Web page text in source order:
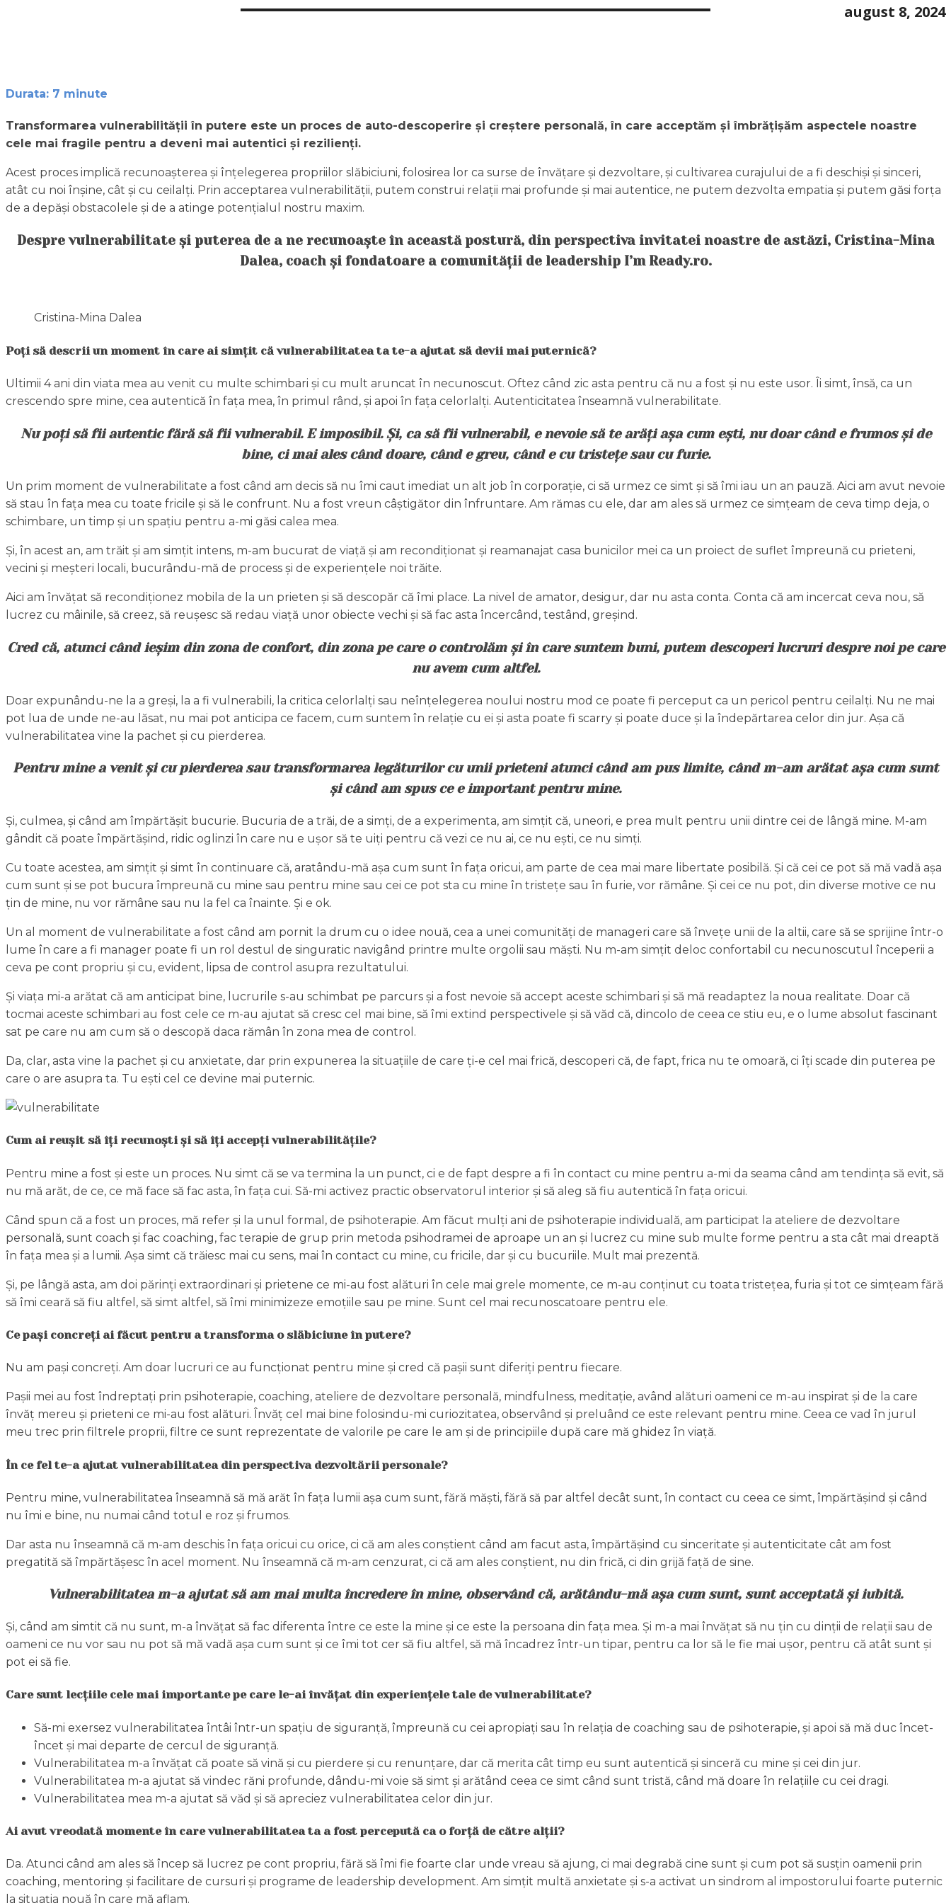
august 8, 2024
Durata: 7 minute
Transformarea vulnerabilității în putere este un proces de auto-descoperire și creștere personală, în care acceptăm și îmbrățișăm aspectele noastre
cele mai fragile pentru a deveni mai autentici și rezilienți.
Acest proces implică recunoașterea și înțelegerea propriilor slăbiciuni, folosirea lor ca surse de învățare și dezvoltare, și cultivarea curajului de a fi deschiși și sinceri,
atât cu noi înșine, cât și cu ceilalți. Prin acceptarea vulnerabilității, putem construi relații mai profunde și mai autentice, ne putem dezvolta empatia și putem găsi forța
de a depăși obstacolele și de a atinge potențialul nostru maxim.
Despre vulnerabilitate și puterea de a ne recunoaște în această postură, din perspectiva invitatei noastre de astăzi, Cristina-Mina
Dalea, coach și fondatoare a comunității de leadership I’m Ready.ro.
Cristina-Mina Dalea
Poți să descrii un moment în care ai simțit că vulnerabilitatea ta te-a ajutat să devii mai puternică?
Ultimii 4 ani din viata mea au venit cu multe schimbari și cu mult aruncat în necunoscut. Oftez când zic asta pentru că nu a fost și nu este usor. Îi simt, însă, ca un
crescendo spre mine, cea autentică în fața mea, în primul rând, și apoi în fața celorlalți. Autenticitatea înseamnă vulnerabilitate.
Nu poți să fii autentic fără să fii vulnerabil. E imposibil. Și, ca să fii vulnerabil, e nevoie să te arăți așa cum ești, nu doar când e frumos și de
bine, ci mai ales când doare, când e greu, când e cu tristețe sau cu furie.
Un prim moment de vulnerabilitate a fost când am decis să nu îmi caut imediat un alt job în corporație, ci să urmez ce simt și să îmi iau un an pauză. Aici am avut nevoie
să stau în fața mea cu toate fricile și să le confrunt. Nu a fost vreun câștigător din înfruntare. Am rămas cu ele, dar am ales să urmez ce simțeam de ceva timp deja, o
schimbare, un timp și un spațiu pentru a-mi găsi calea mea.
Și, în acest an, am trăit și am simțit intens, m-am bucurat de viață și am recondiționat și reamanajat casa bunicilor mei ca un proiect de suflet împreună cu prieteni,
vecini și meșteri locali, bucurându-mă de process și de experiențele noi trăite.
Aici am învățat să recondiționez mobila de la un prieten și să descopăr că îmi place. La nivel de amator, desigur, dar nu asta conta. Conta că am incercat ceva nou, să
lucrez cu mâinile, să creez, să reușesc să redau viață unor obiecte vechi și să fac asta încercând, testând, greșind.
Cred că, atunci când ieșim din zona de confort, din zona pe care o controlăm și în care suntem buni, putem descoperi lucruri despre noi pe care
nu avem cum altfel.
Doar expunându-ne la a greși, la a fi vulnerabili, la critica celorlalți sau neînțelegerea noului nostru mod ce poate fi perceput ca un pericol pentru ceilalți. Nu ne mai
pot lua de unde ne-au lăsat, nu mai pot anticipa ce facem, cum suntem în relație cu ei și asta poate fi scarry și poate duce și la îndepărtarea celor din jur. Așa că
vulnerabilitatea vine la pachet și cu pierderea.
Pentru mine a venit și cu pierderea sau transformarea legăturilor cu unii prieteni atunci când am pus limite, când m-am arătat așa cum sunt
și când am spus ce e important pentru mine.
Și, culmea, și când am împărtășit bucurie. Bucuria de a trăi, de a simți, de a experimenta, am simțit că, uneori, e prea mult pentru unii dintre cei de lângă mine. M-am
gândit că poate împărtășind, ridic oglinzi în care nu e ușor să te uiți pentru că vezi ce nu ai, ce nu ești, ce nu simți.
Cu toate acestea, am simțit și simt în continuare că, aratându-mă așa cum sunt în fața oricui, am parte de cea mai mare libertate posibilă. Și că cei ce pot să mă vadă așa
cum sunt și se pot bucura împreună cu mine sau pentru mine sau cei ce pot sta cu mine în tristețe sau în furie, vor rămâne. Și cei ce nu pot, din diverse motive ce nu
țin de mine, nu vor rămâne sau nu la fel ca înainte. Și e ok.
Un al moment de vulnerabilitate a fost când am pornit la drum cu o idee nouă, cea a unei comunități de manageri care să învețe unii de la altii, care să se sprijine într-o
lume în care a fi manager poate fi un rol destul de singuratic navigând printre multe orgolii sau măști. Nu m-am simțit deloc confortabil cu necunoscutul începerii a
ceva pe cont propriu și cu, evident, lipsa de control asupra rezultatului.
Și viața mi-a arătat că am anticipat bine, lucrurile s-au schimbat pe parcurs și a fost nevoie să accept aceste schimbari și să mă readaptez la noua realitate. Doar că
tocmai aceste schimbari au fost cele ce m-au ajutat să cresc cel mai bine, să îmi extind perspectivele și să văd că, dincolo de ceea ce stiu eu, e o lume absolut fascinant
sat pe care nu am cum să o descopă daca rămân în zona mea de control.
Da, clar, asta vine la pachet și cu anxietate, dar prin expunerea la situațiile de care ți-e cel mai frică, descoperi că, de fapt, frica nu te omoară, ci îți scade din puterea pe
care o are asupra ta. Tu ești cel ce devine mai puternic.
Cum ai reușit să îți recunoști și să îți accepți vulnerabilitățile?
Pentru mine a fost și este un proces. Nu simt că se va termina la un punct, ci e de fapt despre a fi în contact cu mine pentru a-mi da seama când am tendința să evit, să
nu mă arăt, de ce, ce mă face să fac asta, în fața cui. Să-mi activez practic observatorul interior și să aleg să fiu autentică în fața oricui.
Când spun că a fost un proces, mă refer și la unul formal, de psihoterapie. Am făcut mulți ani de psihoterapie individuală, am participat la ateliere de dezvoltare
personală, sunt coach și fac coaching, fac terapie de grup prin metoda psihodramei de aproape un an și lucrez cu mine sub multe forme pentru a sta cât mai dreaptă
în fața mea și a lumii. Așa simt că trăiesc mai cu sens, mai în contact cu mine, cu fricile, dar și cu bucuriile. Mult mai prezentă.
Și, pe lângă asta, am doi părinți extraordinari și prietene ce mi-au fost alături în cele mai grele momente, ce m-au conținut cu toata tristețea, furia și tot ce simțeam fără
să îmi ceară să fiu altfel, să simt altfel, să îmi minimizeze emoțiile sau pe mine. Sunt cel mai recunoscatoare pentru ele.
Ce pași concreți ai făcut pentru a transforma o slăbiciune în putere?
Nu am pași concreți. Am doar lucruri ce au funcționat pentru mine și cred că pașii sunt diferiți pentru fiecare.
Pașii mei au fost îndreptați prin psihoterapie, coaching, ateliere de dezvoltare personală, mindfulness, meditație, având alături oameni ce m-au inspirat și de la care
învăț mereu și prieteni ce mi-au fost alături. Învăț cel mai bine folosindu-mi curiozitatea, observând și preluând ce este relevant pentru mine. Ceea ce vad în jurul
meu trec prin filtrele proprii, filtre ce sunt reprezentate de valorile pe care le am și de principiile după care mă ghidez în viață.
În ce fel te-a ajutat vulnerabilitatea din perspectiva dezvoltării personale?
Pentru mine, vulnerabilitatea înseamnă să mă arăt în fața lumii așa cum sunt, fără măști, fără să par altfel decât sunt, în contact cu ceea ce simt, împărtășind și când
nu îmi e bine, nu numai când totul e roz și frumos.
Dar asta nu înseamnă că m-am deschis în fața oricui cu orice, ci că am ales conștient când am facut asta, împărtășind cu sinceritate și autenticitate cât am fost
pregatită să împărtășesc în acel moment. Nu înseamnă că m-am cenzurat, ci că am ales conștient, nu din frică, ci din grijă față de sine.
Vulnerabilitatea m-a ajutat să am mai multa încredere în mine, observând că, arătându-mă așa cum sunt, sunt acceptată și iubită.
Și, când am simtit că nu sunt, m-a învățat să fac diferenta între ce este la mine și ce este la persoana din fața mea. Și m-a mai învățat să nu țin cu dinții de relații sau de
oameni ce nu vor sau nu pot să mă vadă așa cum sunt și ce îmi tot cer să fiu altfel, să mă încadrez într-un tipar, pentru ca lor să le fie mai ușor, pentru că atât sunt și
pot ei să fie.
Care sunt lecțiile cele mai importante pe care le-ai învățat din experiențele tale de vulnerabilitate?
Să-mi exersez vulnerabilitatea întâi într-un spațiu de siguranță, împreună cu cei apropiați sau în relația de coaching sau de psihoterapie, și apoi să mă duc încet-
încet și mai departe de cercul de siguranță.
Vulnerabilitatea m-a învățat că poate să vină și cu pierdere și cu renunțare, dar că merita cât timp eu sunt autentică și sinceră cu mine și cei din jur.
Vulnerabilitatea m-a ajutat să vindec răni profunde, dându-mi voie să simt și arătând ceea ce simt când sunt tristă, când mă doare în relațiile cu cei dragi.
Vulnerabilitatea mea m-a ajutat să văd și să apreciez vulnerabilitatea celor din jur.
Ai avut vreodată momente în care vulnerabilitatea ta a fost percepută ca o forță de către alții?
Da. Atunci când am ales să încep să lucrez pe cont propriu, fără să îmi fie foarte clar unde vreau să ajung, ci mai degrabă cine sunt și cum pot să susțin oamenii prin
coaching, mentoring și facilitare de cursuri și programe de leadership development. Am simțit multă anxietate și s-a activat un sindrom al impostorului foarte puternic
la situația nouă în care mă aflam.